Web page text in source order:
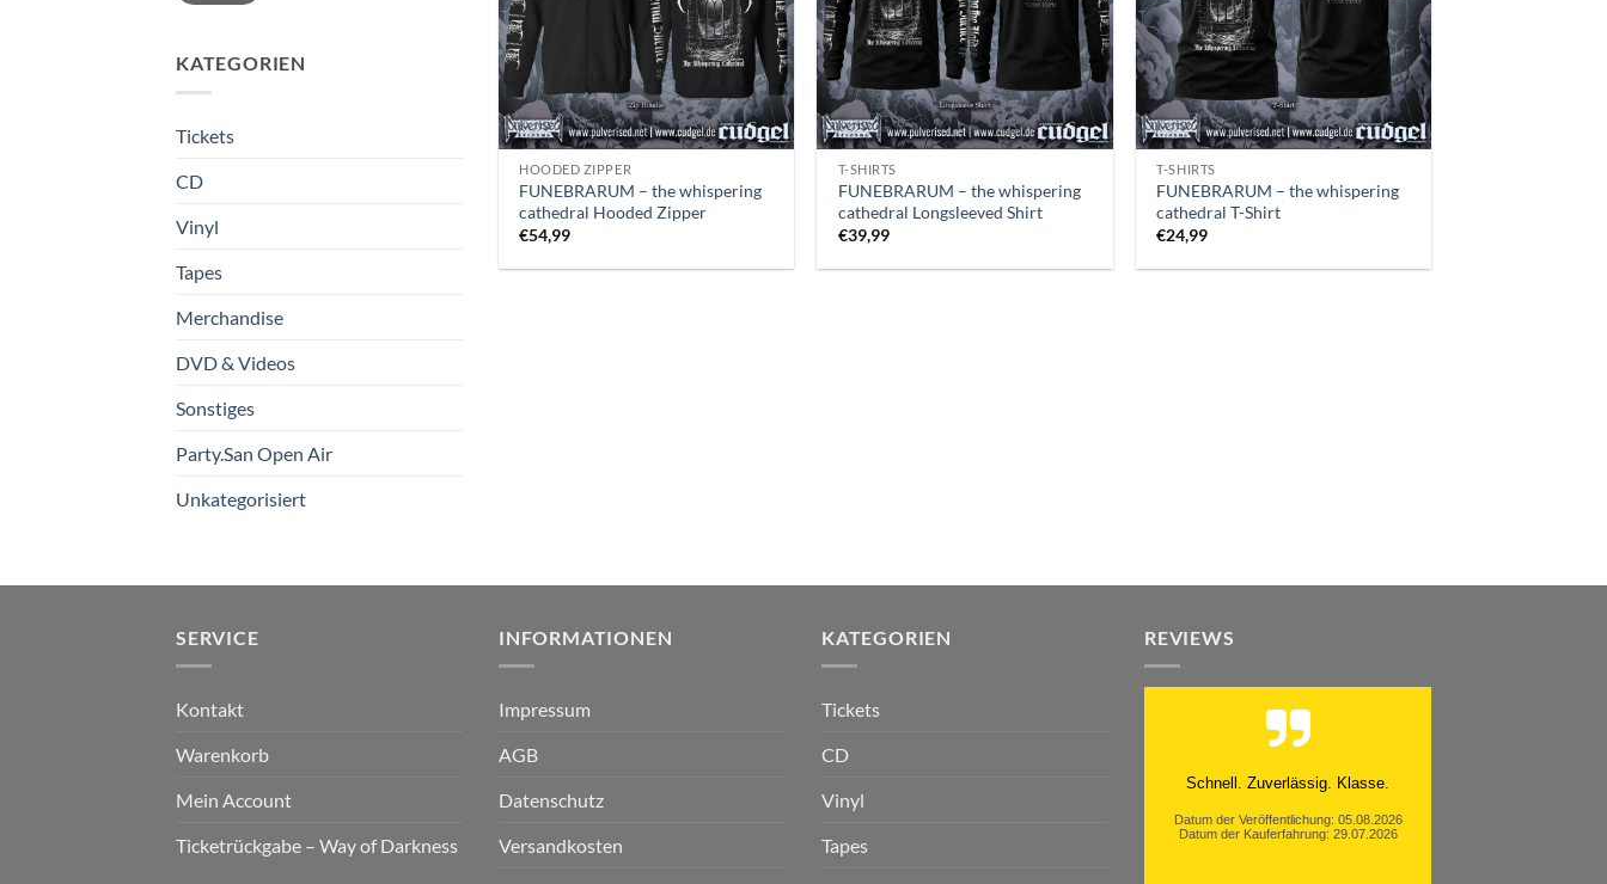
KATEGORIEN
Tickets
CD
Vinyl
Tapes
Merchandise
DVD & Videos
Sonstiges
Party.San Open Air
Unkategorisiert
HOODED ZIPPER
FUNEBRARUM – the whispering
cathedral Hooded Zipper
€54,99
T-SHIRTS
FUNEBRARUM – the whispering
cathedral Longsleeved Shirt
€39,99
T-SHIRTS
FUNEBRARUM – the whispering
cathedral T-Shirt
€24,99
SERVICE
Kontakt
Warenkorb
Mein Account
Ticketrückgabe – Way of Darkness
INFORMATIONEN
Impressum
AGB
Datenschutz
Versandkosten
KATEGORIEN
Tickets
CD
Vinyl
Tapes
REVIEWS
Moinsen, hat alles super geklappt.
Datum der Veröffentlichung: 05.08.2026